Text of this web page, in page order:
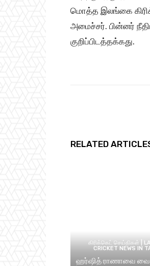
மொத்த இலங்கை
அமைச்சர். பின்னர்
குறிப்பிடத்தக்கது.
RELATED
கிரிக்கெட் செய்திகள் |
CRICKET NEWS IN
ஹர்ஷித் ராணாவை